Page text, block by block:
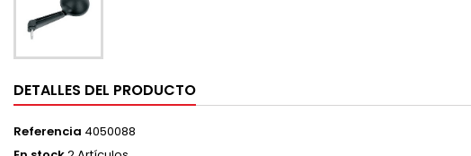
DETALLES DEL PRODUCTO
Referencia 4050088